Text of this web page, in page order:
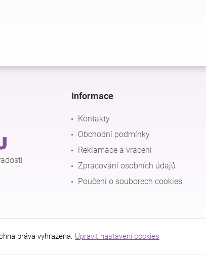
Informace
Kontakty
Obchodní podmínky
Reklamace a vrácení
Zpracování osobních údajů
Poučení o souborech cookies
práva vyhrazena. Upravit nastavení cookies